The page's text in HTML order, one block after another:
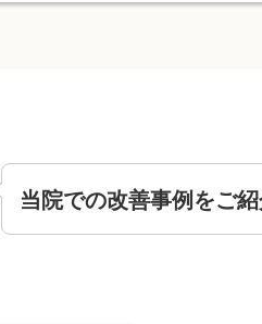
当院での改善事例をご